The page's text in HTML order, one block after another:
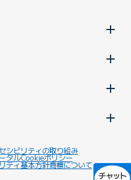
シビリティの取り組み
タルCookieポリシー
ティ基本方針商標について